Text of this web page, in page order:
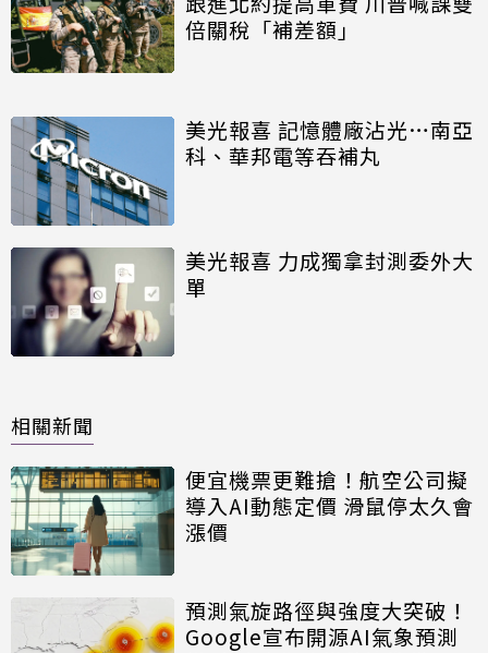
倍關稅「補差額」
美光報喜 記憶體廠沾光…南亞
科、華邦電等吞補丸
美光報喜 力成獨拿封測委外大
單
相關新聞
便宜機票更難搶！航空公司擬
導入AI動態定價 滑鼠停太久會
漲價
預測氣旋路徑與強度大突破！
Google宣布開源AI氣象預測